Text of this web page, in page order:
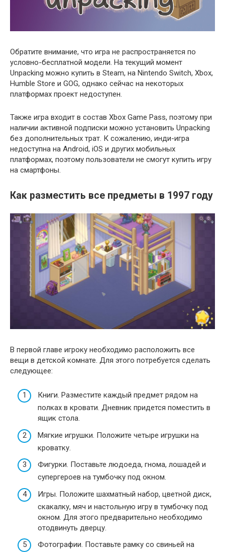
Обратите внимание, что игра не распространяется по
условно-бесплатной модели. На текущий момент
Unpacking можно купить в Steam, на Nintendo Switch, Xbox,
Humble Store и GOG, однако сейчас на некоторых
платформах проект недоступен.
Также игра входит в состав Xbox Game Pass, поэтому при
наличии активной подписки можно установить Unpacking
без дополнительных трат. К сожалению, инди-игра
недоступна на Android, iOS и других мобильных
платформах, поэтому пользователи не смогут купить игру
на смартфоны.
Как разместить все предметы в 1997 году
В первой главе игроку необходимо расположить все
вещи в детской комнате. Для этого потребуется сделать
следующее:
Книги. Разместите каждый предмет рядом на
полках в кровати. Дневник придется поместить в
ящик стола.
Мягкие игрушки. Положите четыре игрушки на
кроватку.
Фигурки. Поставьте людоеда, гнома, лошадей и
супергероев на тумбочку под окном.
Игры. Положите шахматный набор, цветной диск,
скакалку, мяч и настольную игру в тумбочку под
окном. Для этого предварительно необходимо
отодвинуть дверцу.
Фотографии. Поставьте рамку со свиньей на